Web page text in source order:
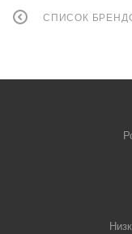
СПИСОК